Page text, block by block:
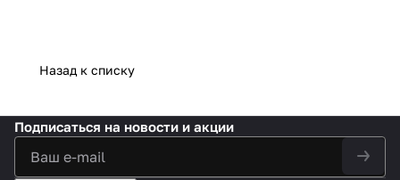
Назад к списку
Подписаться на новости и акции